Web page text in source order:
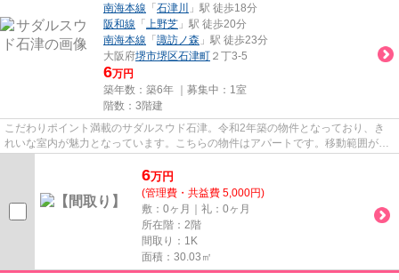
南海本線 「 石津川
」駅 徒歩18分
阪和線 「 上野芝 」駅 徒歩20分
南海本線 「 諏訪ノ森 」駅 徒歩23分
大阪府堺市堺区石津町 ２丁3-5
6万円
築年数：築6年 ｜募集中： 1室
階数：3階建
こだわりポイント満載のサダルスウド石津。令和2年築の物件となっており、き
れいな室内が魅力となっています。こちらの物件はアパートです。移動範囲が広
6万円
(管理費・共益費 5,000円)
敷：0ヶ月｜礼：0ヶ月
所在階：2階
間取り：1K
面積：30.03㎡